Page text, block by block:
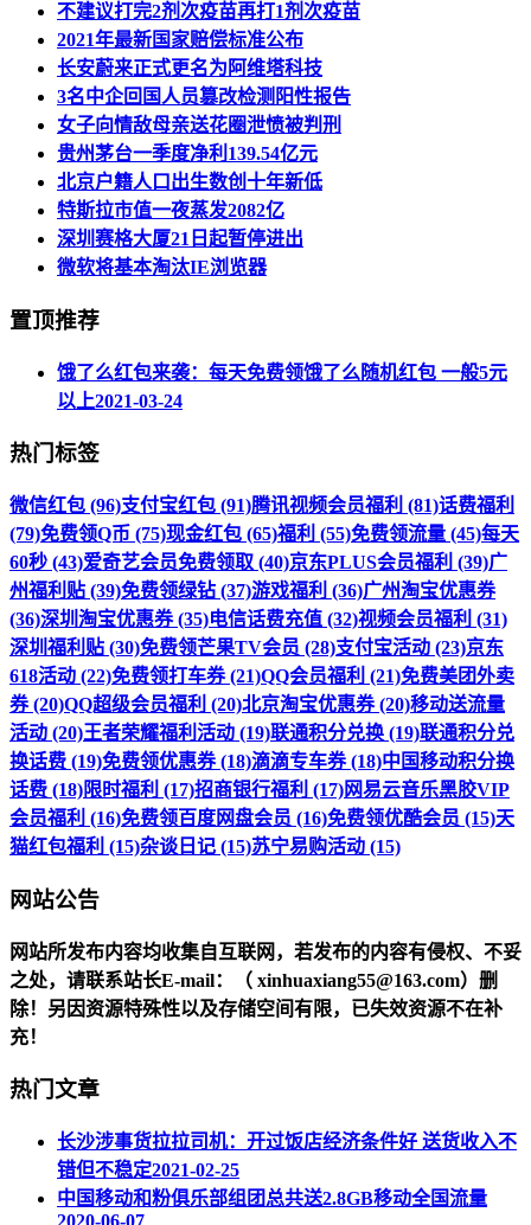
不建议打完2剂次疫苗再打1剂次疫苗
2021年最新国家赔偿标准公布
长安蔚来正式更名为阿维塔科技
3名中企回国人员篡改检测阳性报告
女子向情敌母亲送花圈泄愤被判刑
贵州茅台一季度净利139.54亿元
北京户籍人口出生数创十年新低
特斯拉市值一夜蒸发2082亿
深圳赛格大厦21日起暂停进出
微软将基本淘汰IE浏览器
置顶推荐
饿了么红包来袭：每天免费领饿了么随机红包 一般5元
以上2021-03-24
热门标签
微信红包 (96)支付宝红包 (91)腾讯视频会员福利 (81)话费福利
(79)免费领Q币 (75)现金红包 (65)福利 (55)免费领流量 (45)每天
60秒 (43)爱奇艺会员免费领取 (40)京东PLUS会员福利 (39)广
州福利贴 (39)免费领绿钻 (37)游戏福利 (36)广州淘宝优惠券
(36)深圳淘宝优惠券 (35)电信话费充值 (32)视频会员福利 (31)
深圳福利贴 (30)免费领芒果TV会员 (28)支付宝活动 (23)京东
618活动 (22)免费领打车券 (21)QQ会员福利 (21)免费美团外卖
券 (20)QQ超级会员福利 (20)北京淘宝优惠券 (20)移动送流量
活动 (20)王者荣耀福利活动 (19)联通积分兑换 (19)联通积分兑
换话费 (19)免费领优惠券 (18)滴滴专车券 (18)中国移动积分换
话费 (18)限时福利 (17)招商银行福利 (17)网易云音乐黑胶VIP
会员福利 (16)免费领百度网盘会员 (16)免费领优酷会员 (15)天
猫红包福利 (15)杂谈日记 (15)苏宁易购活动 (15)
网站公告
网站所发布内容均收集自互联网，若发布的内容有侵权、不妥
之处，请联系站长E-mail：（ xinhuaxiang55@163.com）删
除！另因资源特殊性以及存储空间有限，已失效资源不在补
充！
热门文章
长沙涉事货拉拉司机：开过饭店经济条件好 送货收入不
错但不稳定2021-02-25
中国移动和粉俱乐部组团总共送2.8GB移动全国流量
2020-06-07